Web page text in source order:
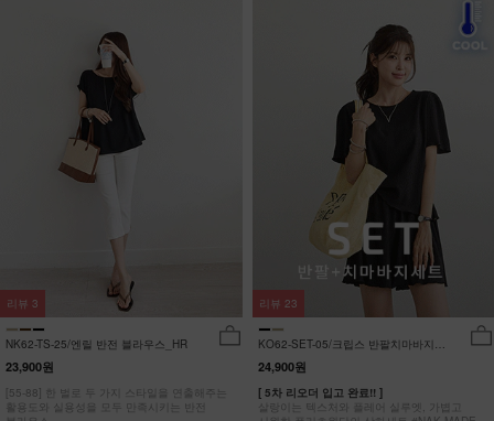
NK62-TS-25/엔릴 반전 블라우스_HR
23,900원
[55-88] 한 벌로 두 가지 스타일을 연출해주는
활용도와 실용성을 모두 만족시키는 반전
리뷰 3
KO62-SET-05/크립스 반팔치마바지세
트_HR
24,900원
[ 5차 리오더 입고 완료!! ]
살랑이는 텍스처와 플레어 실루엣, 가볍고
리뷰 23